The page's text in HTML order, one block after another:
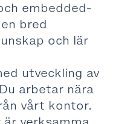
embedded-
bred
och lär
utveckling av
arbetar nära
vårt kontor.